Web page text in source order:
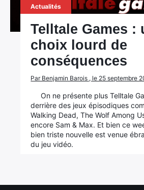
Actualités
Telltale Games :
choix lourd de
conséquences
Par Benjamin Barois , le 25 septembre
On ne présente plus Telltale
derrière des jeux épisodiques
Walking Dead, The Wolf Among
encore Sam & Max. Et bien ce
bien triste nouvelle est venue
du jeu vidéo.
Rechercher
: